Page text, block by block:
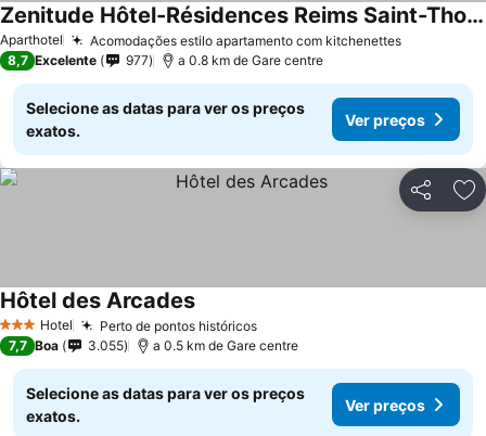
Aparthotel Acomodações estilo apartamento com kitchenettes
Zenitude Hôtel-Résidences Reims Saint-Thomas
8,7 Excelente 977 a 0.8 km de Gare centre
Selecione as datas para ver os preços
exatos.
Ver preços
Partilhar
3 EstrelasHotel Perto de pontos históricos
Hôtel des Arcades
7,7 Boa 3.055 a 0.5 km de Gare centre
Selecione as datas para ver os preços
exatos.
Ver preços